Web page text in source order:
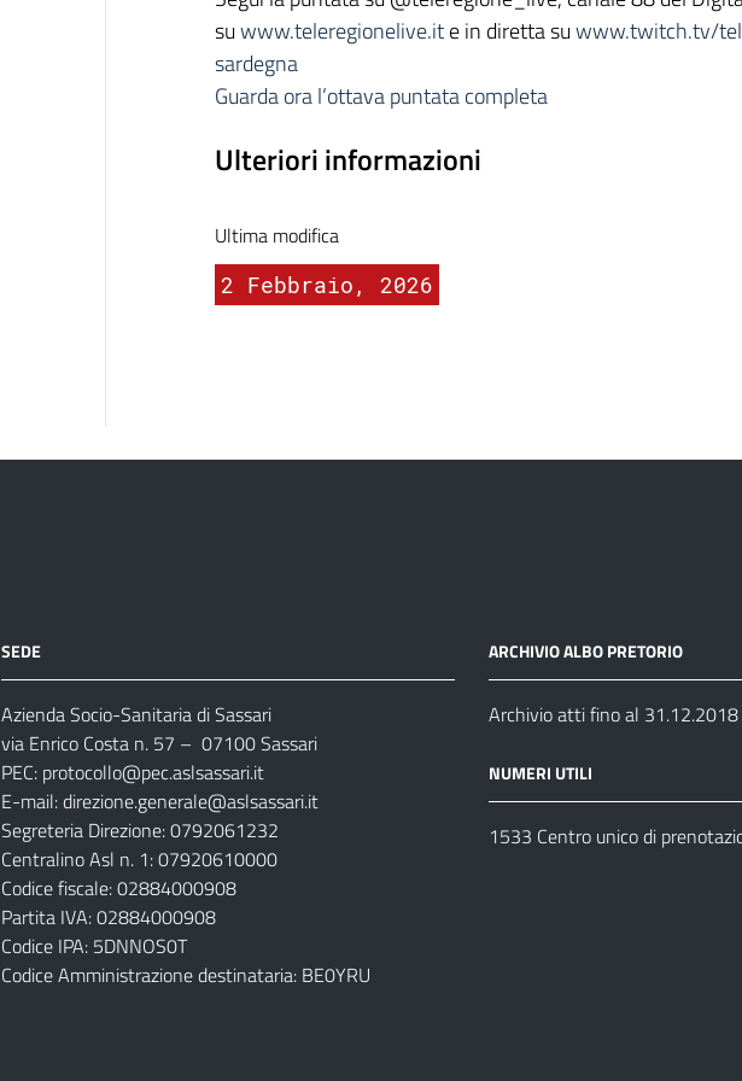
suwww.teleregionelive.ite in diretta suwww.twitch.tv/
sardegna
Guarda ora l’ottava puntata completa
Ulteriori informazioni
Ultima modifica
2 Febbraio, 2026
SEDE
Azienda Socio-Sanitaria di Sassari
via Enrico Costa n. 57 – 07100 Sassari
PEC: protocollo@pec.aslsassari.it
E-mail:direzione.generale@aslsassari.it
Segreteria Direzione: 0792061232
Centralino Asl n. 1: 07920610000
Codice fiscale: 02884000908
Partita IVA: 02884000908
Codice IPA: 5DNNOS0T
Codice Amministrazione destinataria: BE0YRU
ARCHIVIO ALBO PRETORIO
Archivio atti fino al 31.12.2018
NUMERI UTILI
1533 Centro unico di